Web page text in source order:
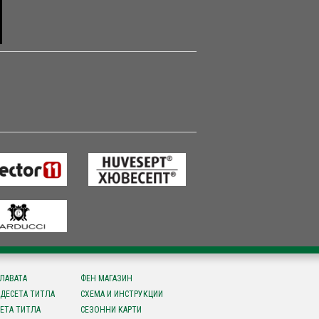
ТИТЛА
ТИТЛА
ФЕН МАГАЗИН
СХЕМА И ИНСТРУКЦИИ
СЕЗОННИ КАРТИ